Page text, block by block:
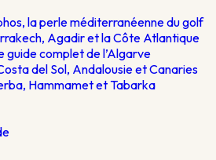
la perle méditerranéenne du golf
Agadir et la Côte Atlantique
guide complet de l’Algarve
del Sol, Andalousie et Canaries
Hammamet et Tabarka